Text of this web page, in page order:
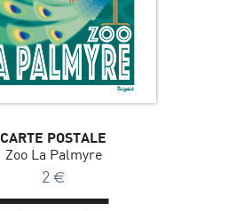
CARTE POSTALE
Zoo La Palmyre
2 €